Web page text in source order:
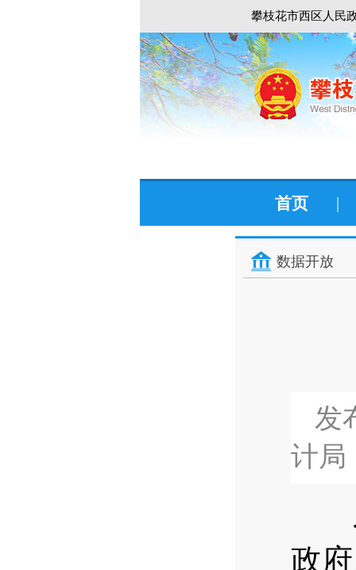
攀枝花市西区人民
首页 |
数据开放
发
计局
今
政